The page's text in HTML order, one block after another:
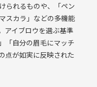
られるものや、「ペン
スカラ」などの多機能
アイブロウを選ぶ基準
「自分の眉毛にマッチ
点が如実に反映された